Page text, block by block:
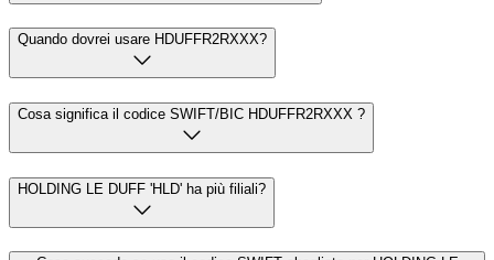
Quando dovrei usare HDUFFR2RXXX?
Cosa significa il codice SWIFT/BIC HDUFFR2RXXX ?
HOLDING LE DUFF 'HLD' ha più filiali?